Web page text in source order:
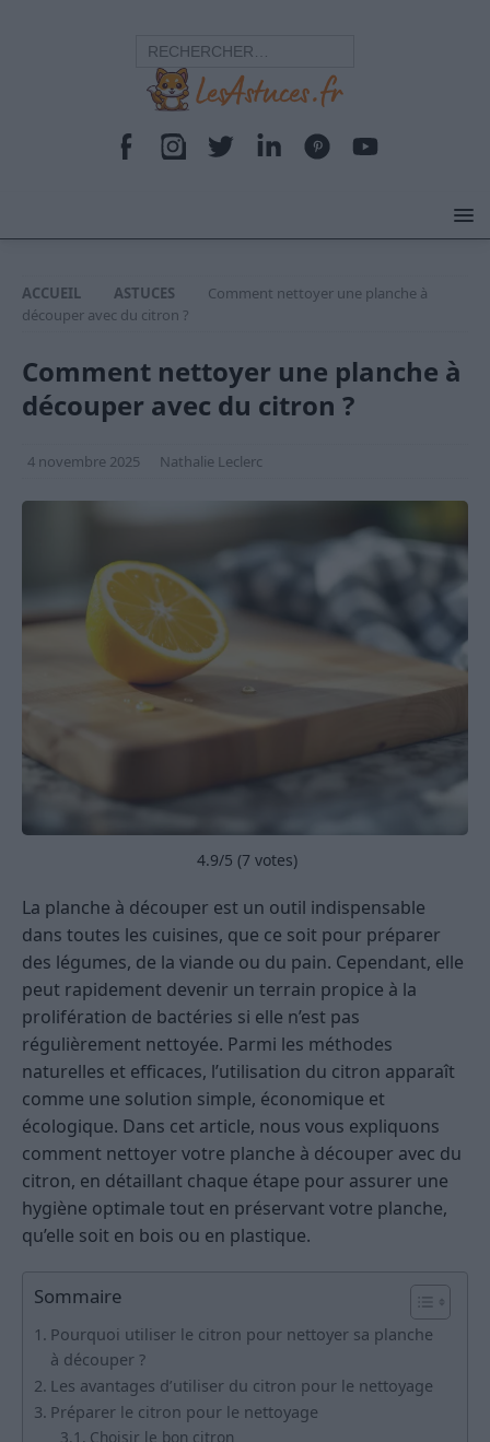
ACCUEIL ASTUCES
Comment nettoyer une planche à
découper avec du citron ?
Comment nettoyer une planche à
découper avec du citron ?
4 novembre 2025 Nathalie Leclerc
4.9/5 (7 votes)
La planche à découper est un outil indispensable
dans toutes les cuisines, que ce soit pour préparer
des légumes, de la viande ou du pain. Cependant, elle
peut rapidement devenir un terrain propice à la
prolifération de bactéries si elle n’est pas
régulièrement nettoyée. Parmi les méthodes
naturelles et efficaces, l’utilisation du citron apparaît
comme une solution simple, économique et
écologique. Dans cet article, nous vous expliquons
comment nettoyer votre planche à découper avec du
citron, en détaillant chaque étape pour assurer une
hygiène optimale tout en préservant votre planche,
qu’elle soit en bois ou en plastique.
Sommaire
Pourquoi utiliser le citron pour nettoyer sa planche
à découper ?
Les avantages d’utiliser du citron pour le nettoyage
Préparer le citron pour le nettoyage
Choisir le bon citron